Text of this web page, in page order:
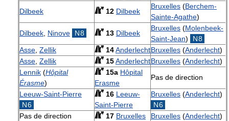
Dilbeek
12 Dilbeek
Bruxelles (Berchem-
Sainte-Agathe)
Dilbeek, Ninove N8 13 Dilbeek
Bruxelles (Molenbeek-
Saint-Jean)
N8
Asse, Zellik 14AnderlechtBruxelles (Anderlecht)
Asse, Zellik 15AnderlechtBruxelles (Anderlecht)
Lennik (Hôpital
Érasme)
15a Hôpital
Erasme
Pas de direction
Leeuw-Saint-Pierre
N6
16 Leeuw-
Saint-Pierre
Bruxelles (Anderlecht)
N6
Pas de direction
17 Bruxelles Bruxelles (Anderlecht)